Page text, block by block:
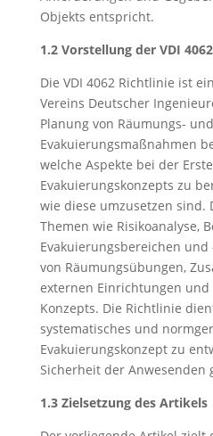
Objekts entspricht.
1.2 Vorstellung der VDI
Die VDI 4062 Richtlinie ist
Vereins Deutscher
Planung von Räumungs- und
Evakuierungsmaßnahmen
welche Aspekte bei der
Evakuierungskonzepts zu
wie diese umzusetzen sind.
Themen wie Risikoanalyse,
Evakuierungsbereichen
von Räumungsübungen,
externen Einrichtungen
Konzepts. Die Richtlinie
systematisches und
Evakuierungskonzept zu
Sicherheit der Anwesenden
1.3 Zielsetzung des Artikels